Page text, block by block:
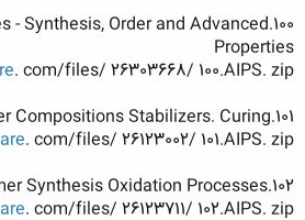
100.Macromolecules - Synthesis, Order and Advanced
Properties
. com/files/ 26303668/ 100.AIPS. zip
101.Polymer Compositions Stabilizers. Curing
. com/files/ 26123002/ 101.AIPS. zip
102.Polymer Synthesis Oxidation Processes
. com/files/ 26123711/ 102.AIPS. zip